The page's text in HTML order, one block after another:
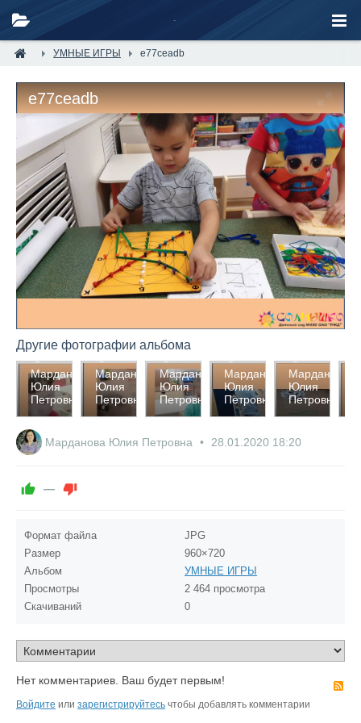
УМНЫЕ ИГРЫ e77ceadb
e77ceadb
Другие фотографии альбома
2456
0
0
Марданова
Юлия
Петровна
2415
0
0
Марданова
Юлия
Петровна
2586
0
0
Марданова
Юлия
Петровна
2533
0
0
Марданова
Юлия
Петровна
2571
0
0
Марданова
Юлия
Петровна
Марданова Юлия Петровна 28.01.2020 18:20
—
Формат файла
JPG
Размер
960×720
Альбом
УМНЫЕ ИГРЫ
Просмотры
2 464 просмотра
Скачиваний
0
Нет комментариев. Ваш будет первым!
Войдите или зарегистрируйтесь чтобы добавлять комментарии